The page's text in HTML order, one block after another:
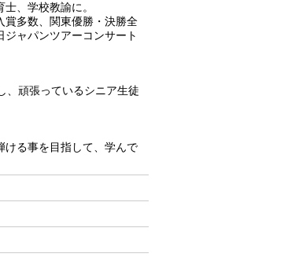
、学校教諭に。
賞多数、関東優勝・決勝全
ャパンツアーコンサート
、頑張っているシニア生徒
ける事を目指して、学んで